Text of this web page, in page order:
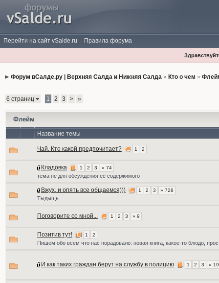
Перейти на сайт vSalde.ru Правила форума
Форум вСалде.ру | Верхняя Салда и Нижняя Салда» Кто о чем »
6 страниц 1 2 3 > »
Флейм
Название темы
Чай. Кто какой предпочитает? 1 2
Кладовка 1 2 3 » 74
тема не для обсуждения её содержимого
Вжух, и опять все общаемся))) 1 2 3 » 728
Тыдыщь
Поговорите со мной... 1 2 3 » 9
Позитив тут! 1 2
Пишем обо всем что нас порадовало: новая книга, какое-то блюдо,
И как таких граждан берут на службу в полицию 1 2 3 » 19